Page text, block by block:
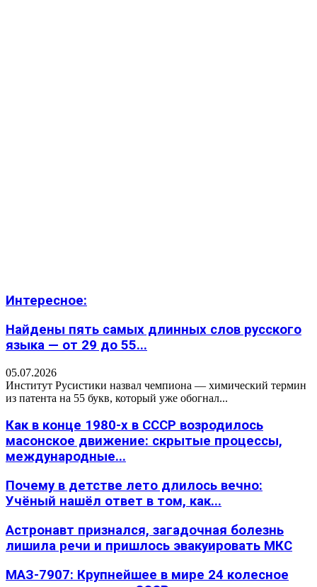
Интересное:
Найдены пять самых длинных слов русского
языка — от 29 до 55...
05.07.2026
Институт Русистики назвал чемпиона — химический термин
из патента на 55 букв, который уже обогнал...
Как в конце 1980-х в СССР возродилось
масонское движение: скрытые процессы,
международные...
Почему в детстве лето длилось вечно:
Учёный нашёл ответ в том, как...
Астронавт признался, загадочная болезнь
лишила речи и пришлось эвакуировать МКС
МАЗ-7907: Крупнейшее в мире 24 колесное